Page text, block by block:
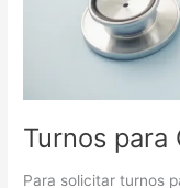
Turnos para
Para solicitar turnos